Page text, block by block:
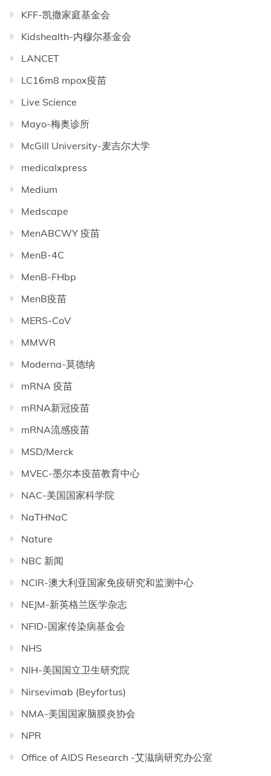
KFF-凯撒家庭基金会
Kidshealth-内穆尔基金会
LANCET
LC16m8 mpox疫苗
Live Science
Mayo-梅奥诊所
McGill University-麦吉尔大学
medicalxpress
Medium
Medscape
MenABCWY 疫苗
MenB-4C
MenB-FHbp
MenB疫苗
MERS-CoV
MMWR
Moderna-莫德纳
mRNA 疫苗
mRNA新冠疫苗
mRNA流感疫苗
MSD/Merck
MVEC-墨尔本疫苗教育中心
NAC-美国国家科学院
NaTHNaC
Nature
NBC 新闻
NCIR-澳大利亚国家免疫研究和监测中心
NEJM-新英格兰医学杂志
NFID-国家传染病基金会
NHS
NIH-美国国立卫生研究院
Nirsevimab (Beyfortus)
NMA-美国国家脑膜炎协会
NPR
Office of AIDS Research -艾滋病研究办公室